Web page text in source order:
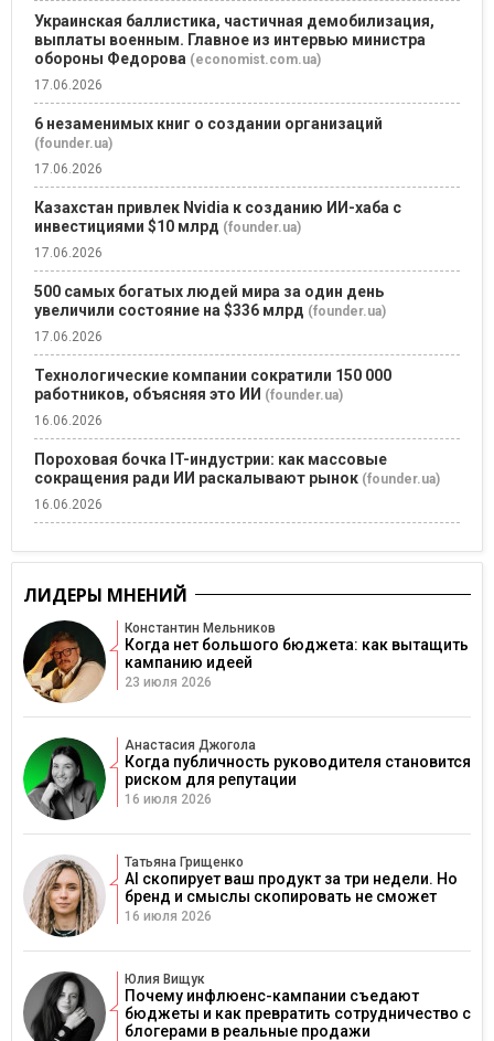
Украинская баллистика, частичная демобилизация,
выплаты военным. Главное из интервью министра
обороны Федорова (economist.com.ua)
17.06.2026
6 незаменимых книг о создании организаций
(founder.ua)
17.06.2026
Казахстан привлек Nvidia к созданию ИИ-хаба с
инвестициями $10 млрд (founder.ua)
17.06.2026
500 самых богатых людей мира за один день
увеличили состояние на $336 млрд (founder.ua)
17.06.2026
Технологические компании сократили 150 000
работников, объясняя это ИИ (founder.ua)
16.06.2026
Пороховая бочка IT-индустрии: как массовые
сокращения ради ИИ раскалывают рынок (founder.ua)
16.06.2026
ЛИДЕРЫ МНЕНИЙ
Константин Мельников
Когда нет большого бюджета: как вытащить
кампанию идеей
23 июля 2026
Анастасия Джогола
Когда публичность руководителя становится
риском для репутации
16 июля 2026
Татьяна Грищенко
AI скопирует ваш продукт за три недели. Но
бренд и смыслы скопировать не сможет
16 июля 2026
Юлия Вищук
Почему инфлюенс-кампании съедают
бюджеты и как превратить сотрудничество с
блогерами в реальные продажи